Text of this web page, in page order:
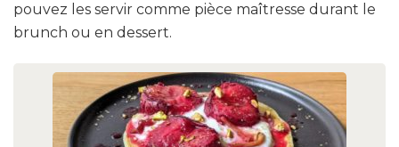
pouvez les servir comme pièce maîtresse durant le
brunch ou en dessert.